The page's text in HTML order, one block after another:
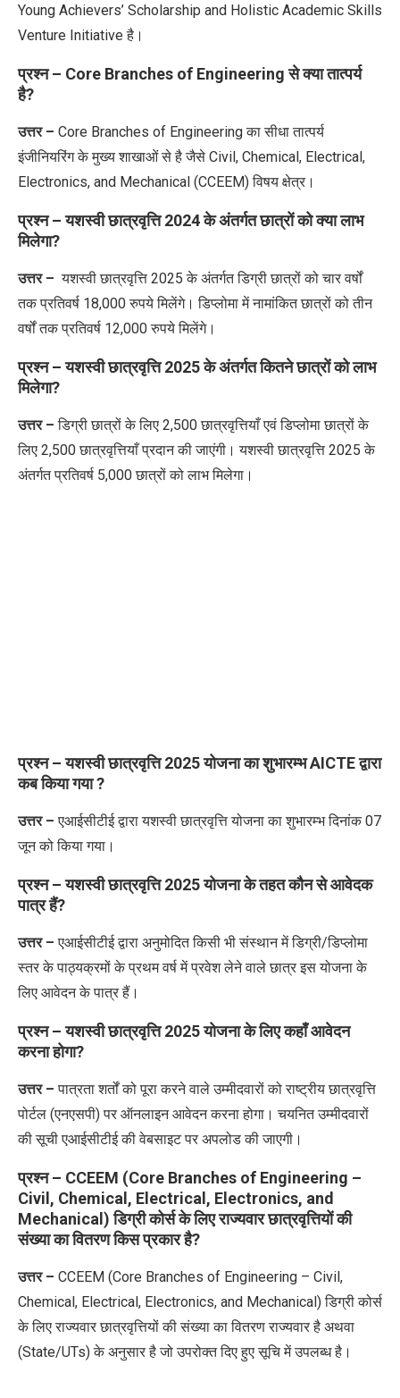
Young Achievers’ Scholarship and Holistic Academic Skills
Venture Initiative है।
प्रश्न – Core Branches of Engineering से क्या तात्पर्य
है?
उत्तर – Core Branches of Engineering का सीधा तात्पर्य
इंजीनियरिंग के मुख्य शाखाओं से है जैसे Civil, Chemical, Electrical,
Electronics, and Mechanical (CCEEM) विषय क्षेत्र।
प्रश्न – यशस्वी छात्रवृत्ति 2024 के अंतर्गत छात्रों को क्या लाभ
मिलेगा?
उत्तर – यशस्वी छात्रवृत्ति 2025 के अंतर्गत डिग्री छात्रों को चार वर्षों
तक प्रतिवर्ष 18,000 रुपये मिलेंगे। डिप्लोमा में नामांकित छात्रों को तीन
वर्षों तक प्रतिवर्ष 12,000 रुपये मिलेंगे।
प्रश्न – यशस्वी छात्रवृत्ति 2025 के अंतर्गत कितने छात्रों को लाभ
मिलेगा?
उत्तर –डिग्री छात्रों के लिए 2,500 छात्रवृत्तियाँ एवं डिप्लोमा छात्रों के
लिए 2,500 छात्रवृत्तियाँ प्रदान की जाएंगी। यशस्वी छात्रवृत्ति 2025 के
अंतर्गत प्रतिवर्ष 5,000 छात्रों को लाभ मिलेगा।
प्रश्न – यशस्वी छात्रवृत्ति 2025 योजना का शुभारम्भ AICTE द्वारा
कब किया गया ?
उत्तर – एआईसीटीई द्वारा यशस्वी छात्रवृत्ति योजना का शुभारम्भ दिनांक 07
जून को किया गया।
प्रश्न – यशस्वी छात्रवृत्ति 2025 योजना के तहत कौन से आवेदक
पात्र हैं?
उत्तर – एआईसीटीई द्वारा अनुमोदित किसी भी संस्थान में डिग्री/डिप्लोमा
स्तर के पाठ्यक्रमों के प्रथम वर्ष में प्रवेश लेने वाले छात्र इस योजना के
लिए आवेदन के पात्र हैं।
प्रश्न – यशस्वी छात्रवृत्ति 2025 योजना के लिए कहाँ आवेदन
करना होगा?
उत्तर – पात्रता शर्तों को पूरा करने वाले उम्मीदवारों को राष्ट्रीय छात्रवृत्ति
पोर्टल (एनएसपी) पर ऑनलाइन आवेदन करना होगा। चयनित उम्मीदवारों
की सूची एआईसीटीई की वेबसाइट पर अपलोड की जाएगी।
प्रश्न – CCEEM (Core Branches of Engineering –
Civil, Chemical, Electrical, Electronics, and
Mechanical) डिग्री कोर्स के लिए राज्यवार छात्रवृत्तियों की
संख्या का वितरण किस प्रकार है?
उत्तर – CCEEM (Core Branches of Engineering – Civil,
Chemical, Electrical, Electronics, and Mechanical) डिग्री कोर्स
के लिए राज्यवार छात्रवृत्तियों की संख्या का वितरण राज्यवार है अथवा
(State/UTs) के अनुसार है जो उपरोक्त दिए हुए सूचि में उपलब्ध है।